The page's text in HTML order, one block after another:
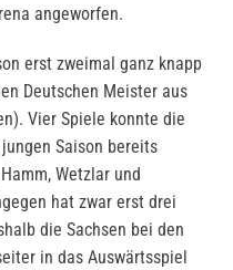
angeworfen.
erst zweimal ganz knapp
Deutschen Meister aus
Vier Spiele konnte die
Saison bereits
Wetzlar und
hat zwar erst drei
die Sachsen bei den
in das Auswärtsspiel